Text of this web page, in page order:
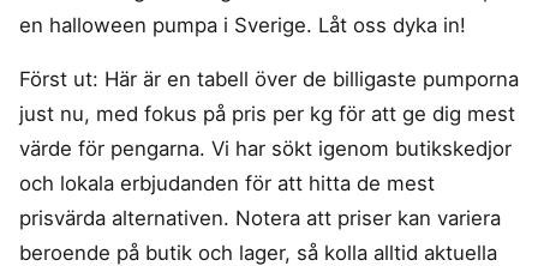
en halloween pumpa i Sverige. Låt oss dyka in!
Först ut: Här är en tabell över de billigaste pumporna
just nu, med fokus på pris per kg för att ge dig mest
värde för pengarna. Vi har sökt igenom butikskedjor
och lokala erbjudanden för att hitta de mest
prisvärda alternativen. Notera att priser kan variera
beroende på butik och lager, så kolla alltid aktuella